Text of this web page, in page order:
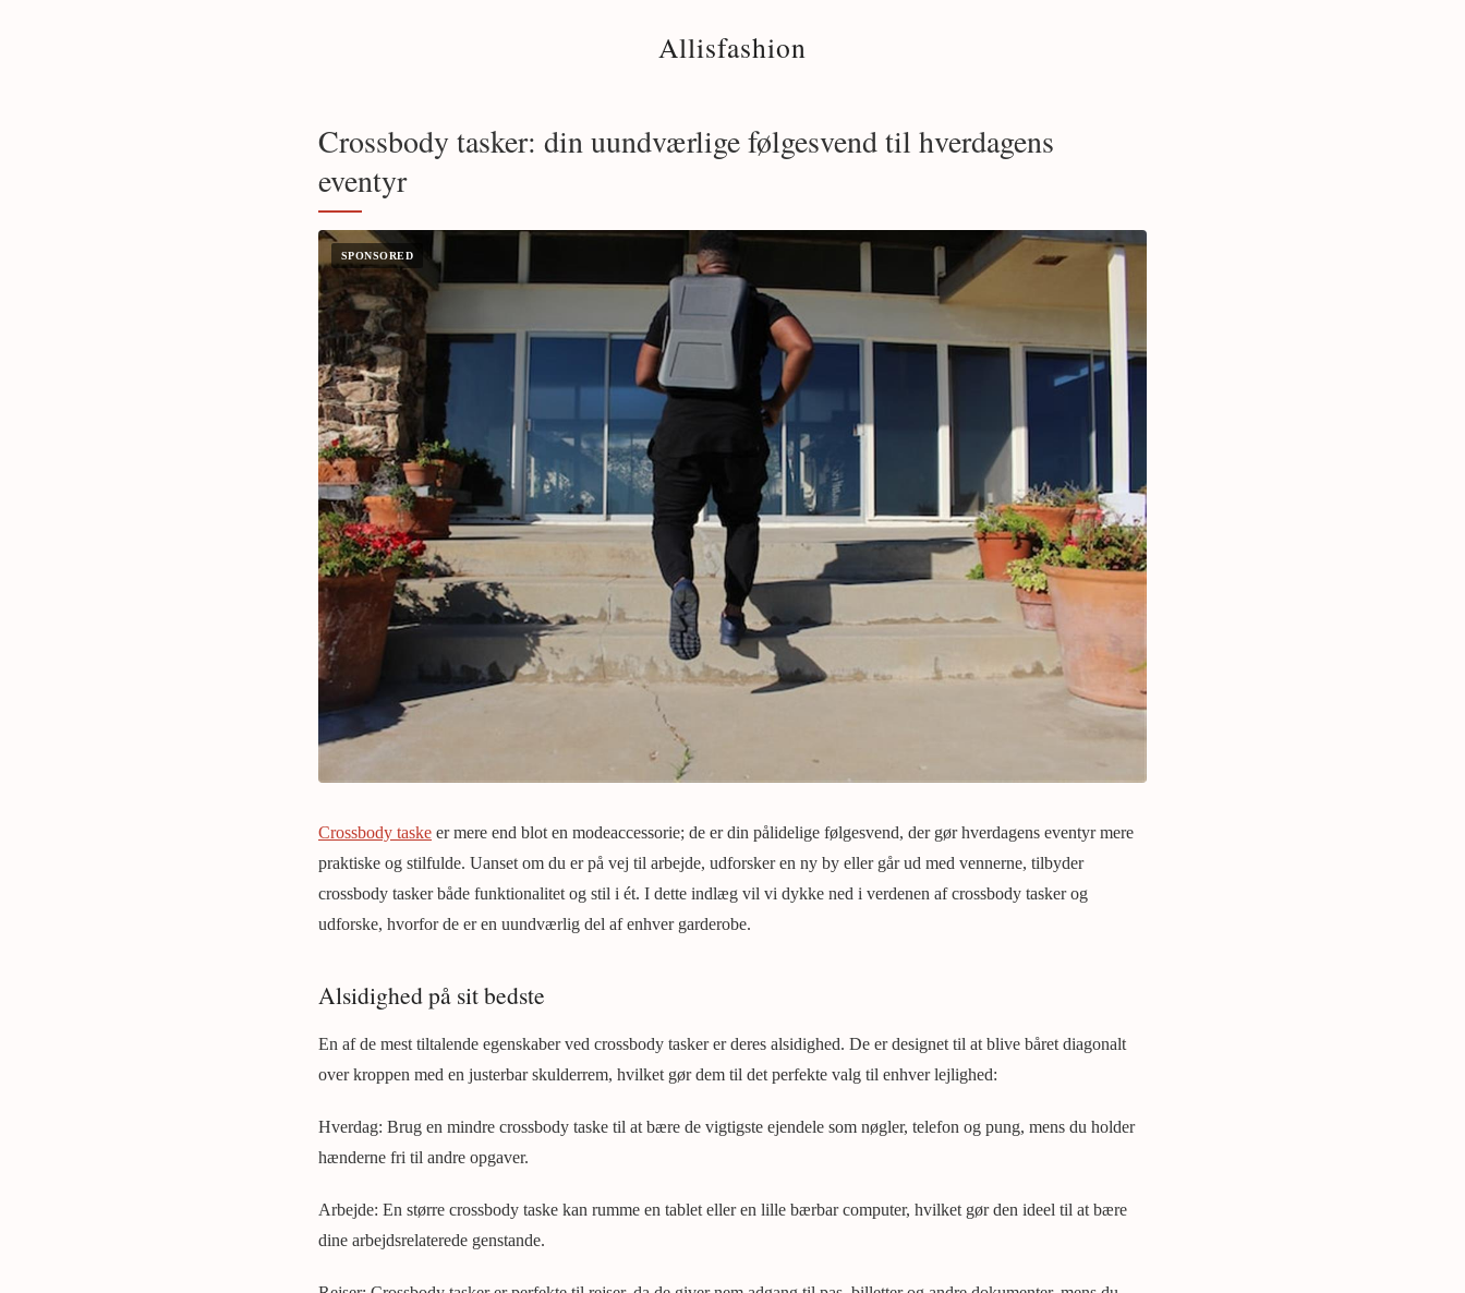
Allisfashion
Crossbody tasker: din uundværlige følgesvend til hverdagens
eventyr
Crossbody taske er mere end blot en modeaccessorie; de er din pålidelige følgesvend, der gør hverdagens eventyr mere
praktiske og stilfulde. Uanset om du er på vej til arbejde, udforsker en ny by eller går ud med vennerne, tilbyder
crossbody tasker både funktionalitet og stil i ét. I dette indlæg vil vi dykke ned i verdenen af crossbody tasker og
udforske, hvorfor de er en uundværlig del af enhver garderobe.
Alsidighed på sit bedste
En af de mest tiltalende egenskaber ved crossbody tasker er deres alsidighed. De er designet til at blive båret diagonalt
over kroppen med en justerbar skulderrem, hvilket gør dem til det perfekte valg til enhver lejlighed:
Hverdag: Brug en mindre crossbody taske til at bære de vigtigste ejendele som nøgler, telefon og pung, mens du holder
hænderne fri til andre opgaver.
Arbejde: En større crossbody taske kan rumme en tablet eller en lille bærbar computer, hvilket gør den ideel til at bære
dine arbejdsrelaterede genstande.